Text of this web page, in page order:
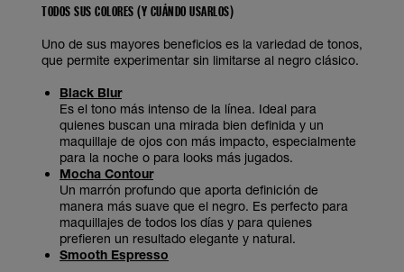
TODOS SUS COLORES (Y CUÁNDO USARLOS)
Uno de sus mayores beneficios es la variedad de tonos,
que permite experimentar sin limitarse al negro clásico.
Black Blur
Es el tono más intenso de la línea. Ideal para
quienes buscan una mirada bien definida y un
maquillaje de ojos con más impacto, especialmente
para la noche o para looks más jugados.
Mocha Contour
Un marrón profundo que aporta definición de
manera más suave que el negro. Es perfecto para
maquillajes de todos los días y para quienes
prefieren un resultado elegante y natural.
Smooth Espresso